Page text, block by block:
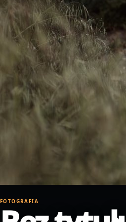
FOTOGRAFIA